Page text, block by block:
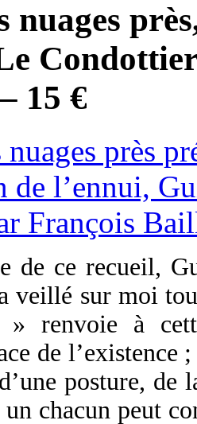
nuages
15 €
de ce recueil,
veillé sur moi
renvoie à
de l’existence
posture, de
chacun peut